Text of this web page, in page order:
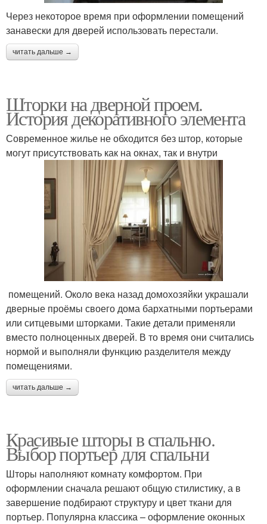
Через некоторое время при оформлении помещений
занавески для дверей использовать перестали.
читать дальше →
Шторки на дверной проем.
История декоративного элемента
Современное жилье не обходится без штор, которые
могут присутствовать как на окнах, так и внутри
​ помещений. Около века назад домохозяйки украшали
дверные проёмы своего дома бархатными портьерами
или ситцевыми шторками. Такие детали применяли
вместо полноценных дверей. В то время они считались
нормой и выполняли функцию разделителя между
помещениями.
читать дальше →
Красивые шторы в спальню.
Выбор портьер для спальни
Шторы наполняют комнату комфортом. При
оформлении сначала решают общую стилистику, а в
завершение подбирают структуру и цвет ткани для
портьер. Популярна классика – оформление оконных